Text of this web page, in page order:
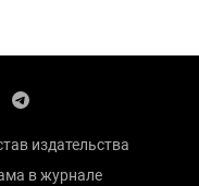
издательства
в журнале